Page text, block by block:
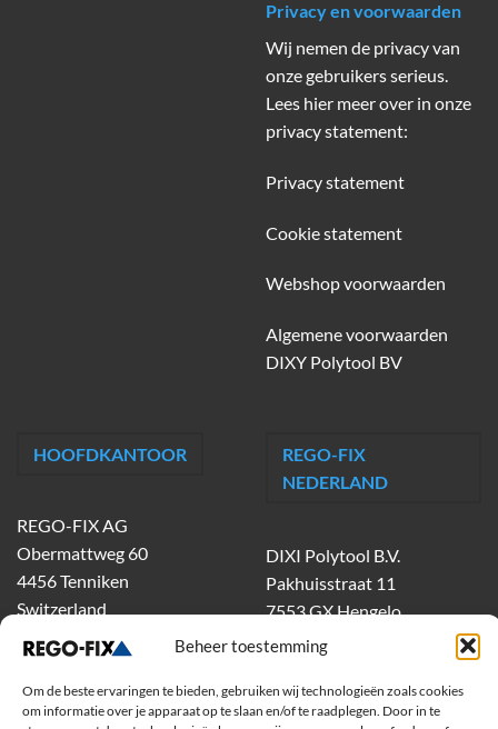
Beheer toestemming
Om de beste ervaringen te bieden, gebruiken wij technologieën zoals cookies
om informatie over je apparaat op te slaan en/of te raadplegen. Door in te
Privacy en voorwaarden
Wij nemen de privacy van
onze gebruikers serieus.
Lees hier meer over in onze
privacy statement:
Privacy statement
Cookie statement
Webshop voorwaarden
Algemene voorwaarden
DIXY Polytool BV
HOOFDKANTOOR
REGO-FIX AG
Obermattweg 60
4456 Tenniken
Switzerland
REGO-FIX
NEDERLAND
DIXI Polytool B.V.
Pakhuisstraat 11
7553 GX Hengelo
tel.
074-303 55 00
www.dixipolytool.com